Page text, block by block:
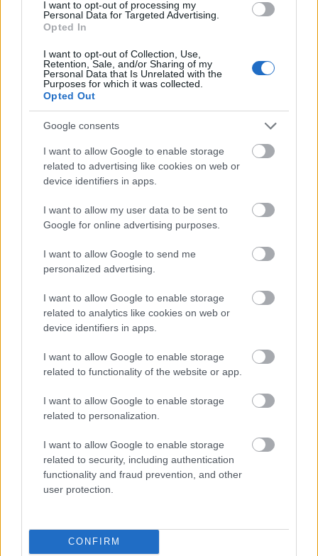
I want to opt-out of processing my
Personal Data for Targeted Advertising.
Opted In
I want to opt-out of Collection, Use,
Retention, Sale, and/or Sharing of my
Personal Data that Is Unrelated with the
Purposes for which it was collected.
Opted Out
Google consents
I want to allow Google to enable storage
related to advertising like cookies on web or
device identifiers in apps.
I want to allow my user data to be sent to
Google for online advertising purposes.
I want to allow Google to send me
personalized advertising.
I want to allow Google to enable storage
related to analytics like cookies on web or
device identifiers in apps.
I want to allow Google to enable storage
related to functionality of the website or app.
I want to allow Google to enable storage
related to personalization.
I want to allow Google to enable storage
related to security, including authentication
functionality and fraud prevention, and other
user protection.
CONFIRM
Απάντησε 0 Likes Απαντήσεις
« 1 »
BEST OFINTERNET
Πέρα από τη Λισαβόνα: 10 μαγευτικοί προορισμοί
Το καλά κρυμμένο μυστικό της Κρήτης: Το φαράγγι
των Αγίων και η μαγευτική παραλία στο Λιβυκό
ανακαλύψετε